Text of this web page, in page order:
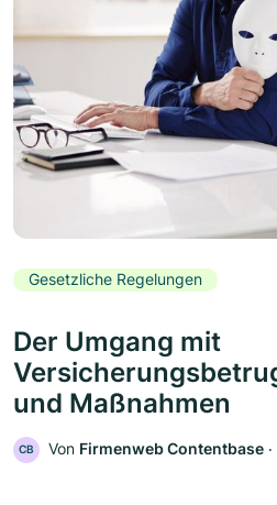
Gesetzliche Regelungen
Der Umgang mit
und Maßnahmen
CB Von Firmenweb Contentbase ‧